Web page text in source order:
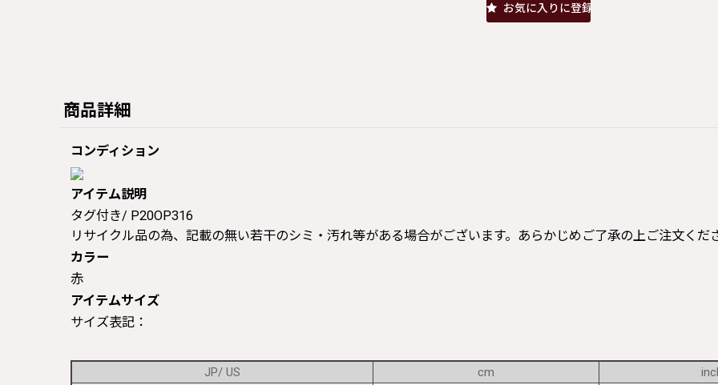
お気に入りに登録
商品詳細
コンディション
アイテム説明
タグ付き/ P20OP316
リサイクル品の為、記載の無い若干のシミ・汚れ等がある場合がございます。あらかじめご了承の上ご注文くだ
カラー
赤
アイテムサイズ
サイズ表記：
JP/ US cm